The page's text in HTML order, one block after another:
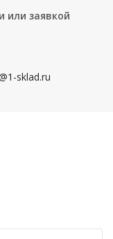
или заявкой
sklad.ru